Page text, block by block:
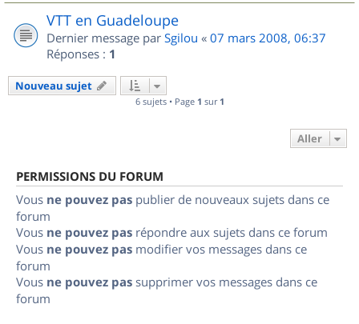
VTT en Guadeloupe
Dernier message par Sgilou « 07 mars 2008, 06:37
Réponses : 1
Nouveau sujet
6 sujets • Page 1 sur 1
Aller
PERMISSIONS DU FORUM
Vous ne pouvez pas publier de nouveaux sujets dans ce
forum
Vous ne pouvez pas répondre aux sujets dans ce forum
Vous ne pouvez pas modifier vos messages dans ce
forum
Vous ne pouvez pas supprimer vos messages dans ce
forum